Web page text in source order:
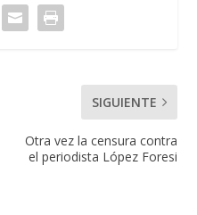
SIGUIENTE
Otra vez la censura contra
el periodista López Foresi